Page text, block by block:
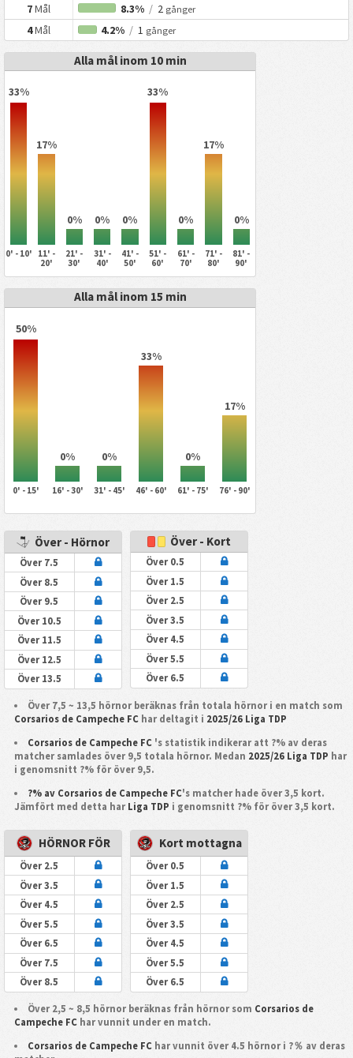
7Mål 8.3% /2 gånger
4Mål 4.2% / 1 gånger
Alla mål inom 10 min
33%
17%
0% 0% 0%
33%
0%
17%
0%
0' - 10'
11' -
20'
21' -
30'
31' -
40'
41' -
50'
51' -
60'
61' -
70'
71' -
80'
81' -
90'
Alla mål inom 15 min
50%
0% 0%
33%
0%
17%
0' - 15' 16' - 30' 31' - 45' 46' - 60' 61' - 75' 76' - 90'
Över - Hörnor
Över 7.5
Över 8.5
Över 9.5
Över 10.5
Över 11.5
Över 12.5
Över 13.5
Över - Kort
Över 0.5
Över 1.5
Över 2.5
Över 3.5
Över 4.5
Över 5.5
Över 6.5
Över 7,5 ~ 13,5 hörnor beräknas från totala hörnor i en match som
Corsarios de Campeche FC har deltagit i 2025/26 Liga TDP
Corsarios de Campeche FC 's statistik indikerar att ?% av deras
matcher samlades över 9,5 totala hörnor. Medan 2025/26 Liga TDP har
i genomsnitt ?% för över 9,5.
?% av Corsarios de Campeche FC's matcher hade över 3,5 kort.
Jämfört med detta har Liga TDP i genomsnitt ?% för över 3,5 kort.
HÖRNOR FÖR
Över 2.5
Över 3.5
Över 4.5
Över 5.5
Över 6.5
Över 7.5
Över 8.5
Kort mottagna
Över 0.5
Över 1.5
Över 2.5
Över 3.5
Över 4.5
Över 5.5
Över 6.5
Över 2,5 ~ 8,5 hörnor beräknas från hörnor som Corsarios de
Campeche FC har vunnit under en match.
Corsarios de Campeche FC har vunnit över 4.5 hörnor i ?％ av deras